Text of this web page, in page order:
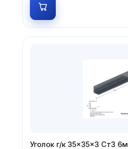
Уголок г/к 35×35×3 Ст3 6м